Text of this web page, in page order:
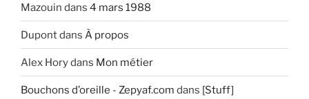
Mazouin dans 4 mars 1988
Dupontdans À propos
Alex Horydans Mon métier
Bouchons d’oreille - Zepyaf.com dans [Stuff]